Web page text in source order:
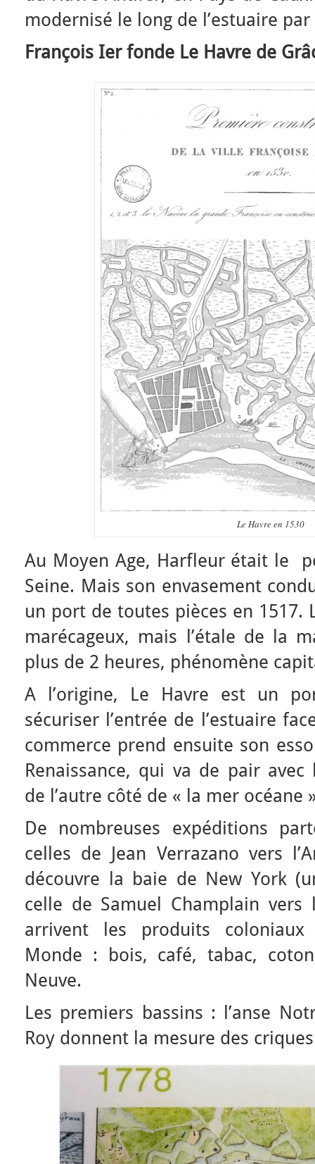
modernisé le long de l’estuaire
François Ier fonde Le Havre de
Le Havre en 1530
Au Moyen Age, Harfleur était le
Seine. Mais son envasement
un port de toutes pièces en 1517.
marécageux, mais l’étale de la
plus de 2 heures, phénomène
A l’origine, Le Havre est un
sécuriser l’entrée de l’estuaire
commerce prend ensuite son
Renaissance, qui va de pair avec
de l’autre côté de « la mer océane
De nombreuses expéditions
celles de Jean Verrazano vers
découvre la baie de New York
celle de Samuel Champlain
arrivent les produits
Monde : bois, café, tabac,
Neuve.
Les premiers bassins : l’anse
Roy donnent la mesure des